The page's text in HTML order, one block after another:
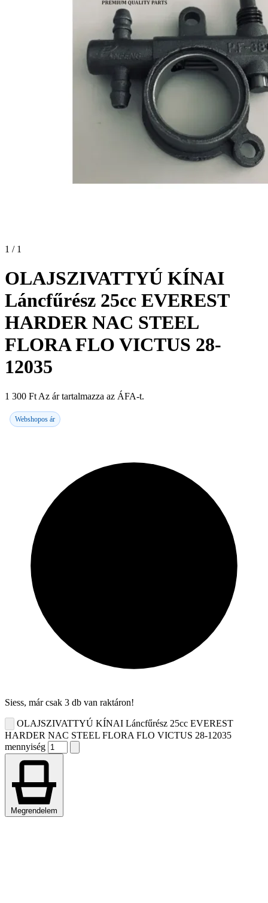
1 / 1
OLAJSZIVATTYÚ KÍNAI
Láncfűrész 25cc EVEREST
HARDER NAC STEEL
FLORA FLO VICTUS 28-
12035
1 300 Ft Az ár tartalmazza az ÁFA-t.
Webshopos ár
Siess, már csak 3 db van raktáron!
OLAJSZIVATTYÚ KÍNAI Láncfűrész 25cc EVEREST
HARDER NAC STEEL FLORA FLO VICTUS 28-12035
mennyiség
Megrendelem